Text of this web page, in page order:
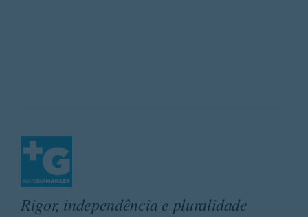
Rigor, independência e pluralidade